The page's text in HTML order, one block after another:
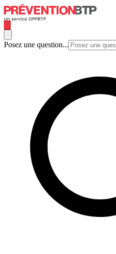
Posez une question...